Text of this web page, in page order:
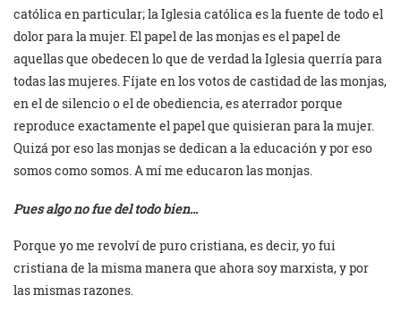
católica en particular; la Iglesia católica es la fuente de todo el
dolor para la mujer. El papel de las monjas es el papel de
aquellas que obedecen lo que de verdad la Iglesia querría para
todas las mujeres. Fíjate en los votos de castidad de las monjas,
en el de silencio o el de obediencia, es aterrador porque
reproduce exactamente el papel que quisieran para la mujer.
Quizá por eso las monjas se dedican a la educación y por eso
somos como somos. A mí me educaron las monjas.
Pues algo no fue del todo bien…
Porque yo me revolví de puro cristiana, es decir, yo fui
cristiana de la misma manera que ahora soy marxista, y por
las mismas razones.